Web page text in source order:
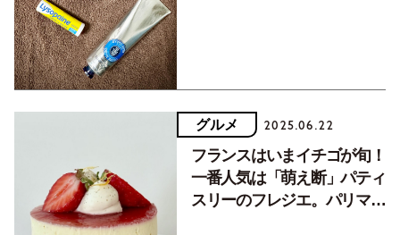
グルメ 2025.06.22
フランスはいまイチゴが旬！
一番人気は「萌え断」パティ
スリーのフレジエ。パリマダ